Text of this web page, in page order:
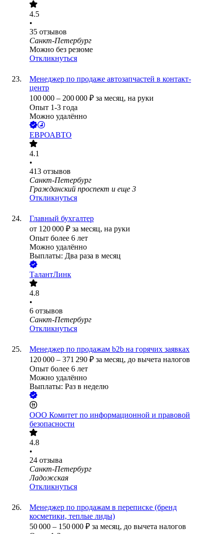
4.5
•
35 отзывов
Санкт-Петербург
Можно без резюме
Откликнуться
Менеджер по продаже автозапчастей в контакт-
центр
100 000 – 200 000 ₽ за месяц, на руки
Опыт 1-3 года
Можно удалённо
ЕВРОАВТО
4.1
•
413 отзывов
Санкт-Петербург
Гражданский проспект и еще 3
Откликнуться
Главный бухгалтер
от 120 000 ₽ за месяц, на руки
Опыт более 6 лет
Можно удалённо
Выплаты: Два раза в месяц
ТалантЛинк
4.8
•
6 отзывов
Санкт-Петербург
Откликнуться
Менеджер по продажам b2b на горячих заявках
120 000 – 371 290 ₽ за месяц, до вычета налогов
Опыт более 6 лет
Можно удалённо
Выплаты: Раз в неделю
ООО Комитет по информационной и правовой
безопасности
4.8
•
24 отзыва
Санкт-Петербург
Ладожская
Откликнуться
Менеджер по продажам в переписке (бренд
косметики, теплые лиды)
50 000 – 150 000 ₽ за месяц, до вычета налогов